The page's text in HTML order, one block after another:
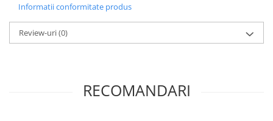
unde poti ridica produsulGlob de Craciun, personalizat, cu
fotografia preferata gravata pe lemn "Ren cu fundita"
Toate produsele se realizeaza in atelierulCraftlaserdin
Informatii conformitate produs
Review-uri(0)
RECOMANDARI